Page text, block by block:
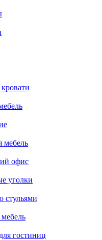
мебель
офис
уголки
стульями
гостиниц